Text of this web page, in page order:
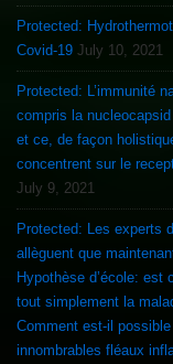
Protected:
Covid-19 July 10, 2021
Protected: L’immunité
compris la
et ce, de façon
concentrent sur le
July 9, 2021
Protected: Les experts
allèguent que
Hypothèse d’école: est
tout simplement la
Comment est-il
innombrables fléaux